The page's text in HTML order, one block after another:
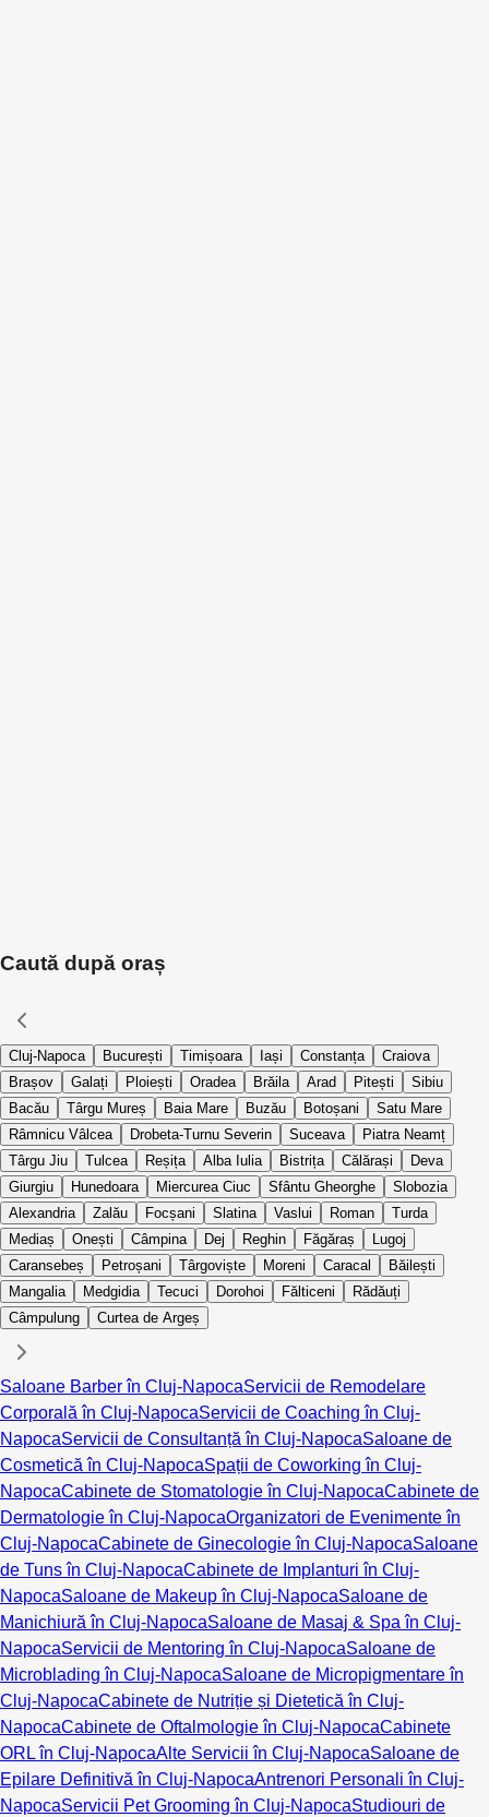
Caută după oraș
Cluj-Napoca București Timișoara Iași Constanța
Craiova
Brașov
Galați Ploiești Oradea Brăila Arad Pitești
Sibiu
Bacău
Târgu Mureș Baia Mare Buzău Botoșani
Satu Mare
Râmnicu Vâlcea
Drobeta-Turnu Severin Suceava
Piatra Neamț
Târgu Jiu
Tulcea Reșița Alba Iulia Bistrița Călărași
Deva
Giurgiu
Hunedoara Miercurea Ciuc Sfântu Gheorghe
Slobozia
Alexandria
Zalău Focșani Slatina Vaslui Roman
Turda
Mediaș
Onești Câmpina Dej Reghin Făgăraș
Lugoj
Caransebeș
Petroșani Târgoviște Moreni Caracal
Băilești
Mangalia
Medgidia Tecuci Dorohoi Fălticeni
Rădăuți
Câmpulung
Curtea de Argeș
Saloane Barber în Cluj-NapocaServicii de Remodelare
Corporală în Cluj-NapocaServicii de Coaching în Cluj-
NapocaServicii de Consultanță în Cluj-NapocaSaloane de
Cosmetică în Cluj-NapocaSpații de Coworking în Cluj-
NapocaCabinete de Stomatologie în Cluj-NapocaCabinete de
Dermatologie în Cluj-NapocaOrganizatori de Evenimente în
Cluj-NapocaCabinete de Ginecologie în Cluj-NapocaSaloane
de Tuns în Cluj-NapocaCabinete de Implanturi în Cluj-
NapocaSaloane de Makeup în Cluj-NapocaSaloane de
Manichiură în Cluj-NapocaSaloane de Masaj & Spa în Cluj-
NapocaServicii de Mentoring în Cluj-NapocaSaloane de
Microblading în Cluj-NapocaSaloane de Micropigmentare în
Cluj-NapocaCabinete de Nutriție și Dietetică în Cluj-
NapocaCabinete de Oftalmologie în Cluj-NapocaCabinete
ORL în Cluj-NapocaAlte Servicii în Cluj-NapocaSaloane de
Epilare Definitivă în Cluj-NapocaAntrenori Personali în Cluj-
NapocaServicii Pet Grooming în Cluj-NapocaStudiouri de